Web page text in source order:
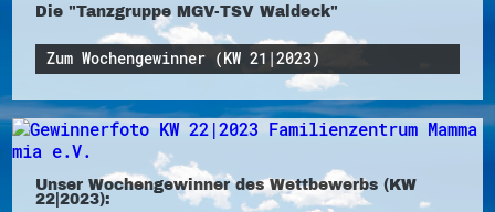
Die "Tanzgruppe MGV-TSV Waldeck"
Zum Wochengewinner (KW 21|2023)
Unser Wochengewinner des Wettbewerbs (KW
22|2023):